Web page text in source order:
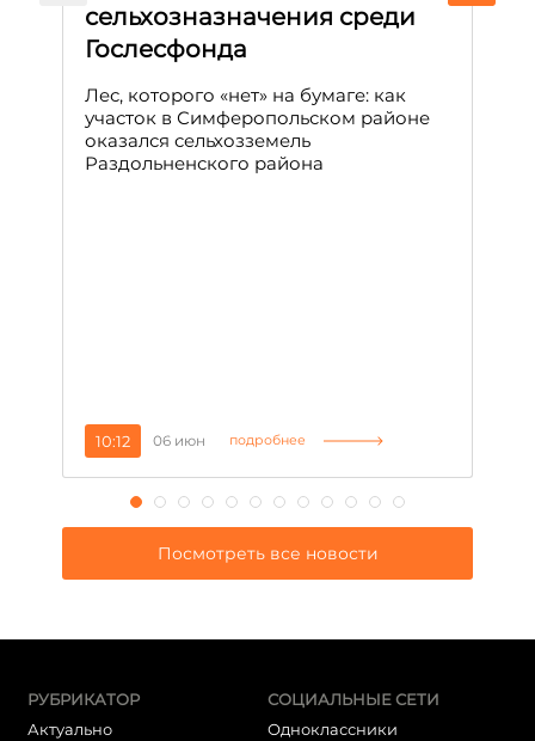
сельхозназначения среди
Гослесфонда
Лес, которого «нет» на бумаге: как
участок в Симферопольском районе
оказался сельхозземель
Раздольненского района
10:12 06 июн подробнее
Посмотреть все новости
РУБРИКАТОР
Актуально
СОЦИАЛЬНЫЕ СЕТИ
Одноклассники